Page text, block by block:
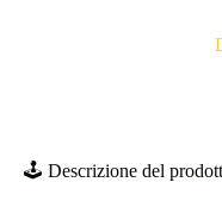
🕹️ Descrizione del